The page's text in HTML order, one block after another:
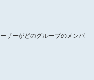
ザーがどのグループのメンバ